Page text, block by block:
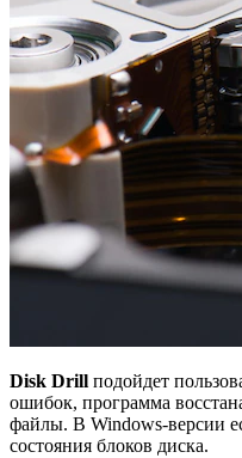
Disk Drill подойдет
ошибок, программа
файлы. В Windows-версии
состояния блоков диска.